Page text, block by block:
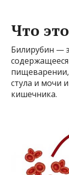
Что
Билирубин —
стула и мочи
кишечника.